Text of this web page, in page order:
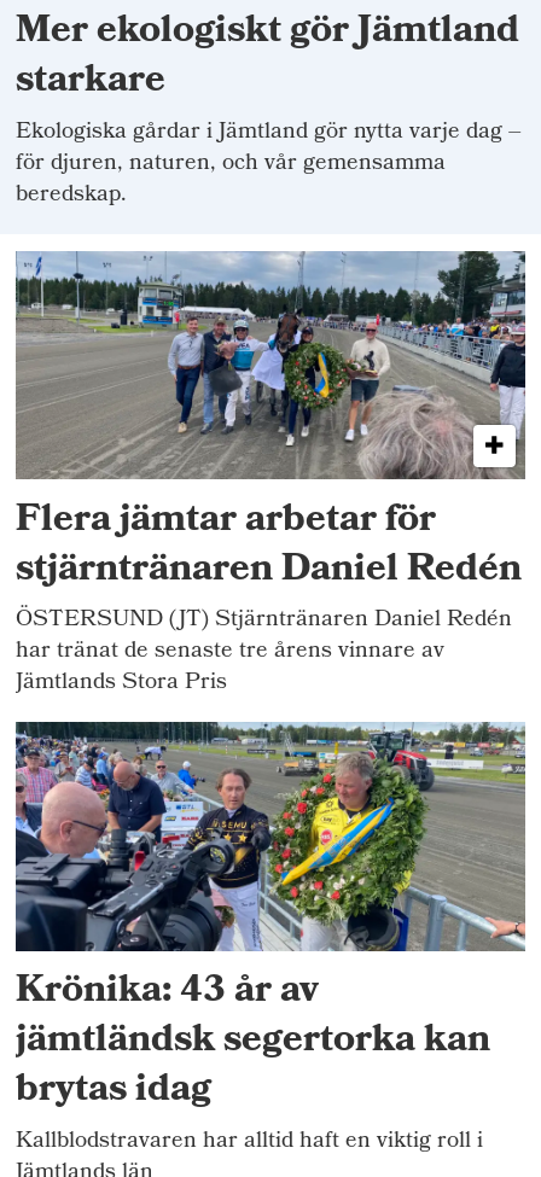
Mer ekologiskt gör Jämtland
starkare
Ekologiska gårdar i Jämtland gör nytta varje dag –
för djuren, naturen, och vår gemensamma
beredskap.
Flera jämtar arbetar för
stjärntränaren Daniel Redén
ÖSTERSUND (JT) Stjärntränaren Daniel Redén
har tränat de senaste tre årens vinnare av
Jämtlands Stora Pris
Krönika: 43 år av
jämtländsk segertorka kan
brytas idag
Kallblodstravaren har alltid haft en viktig roll i